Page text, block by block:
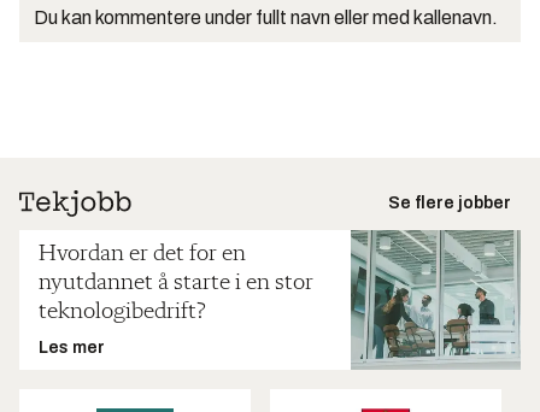
Du kan kommentere under fullt navn eller med kallenavn.
Se flere jobber
Hvordan er det for en
nyutdannet å starte i en stor
teknologibedrift?
Les mer